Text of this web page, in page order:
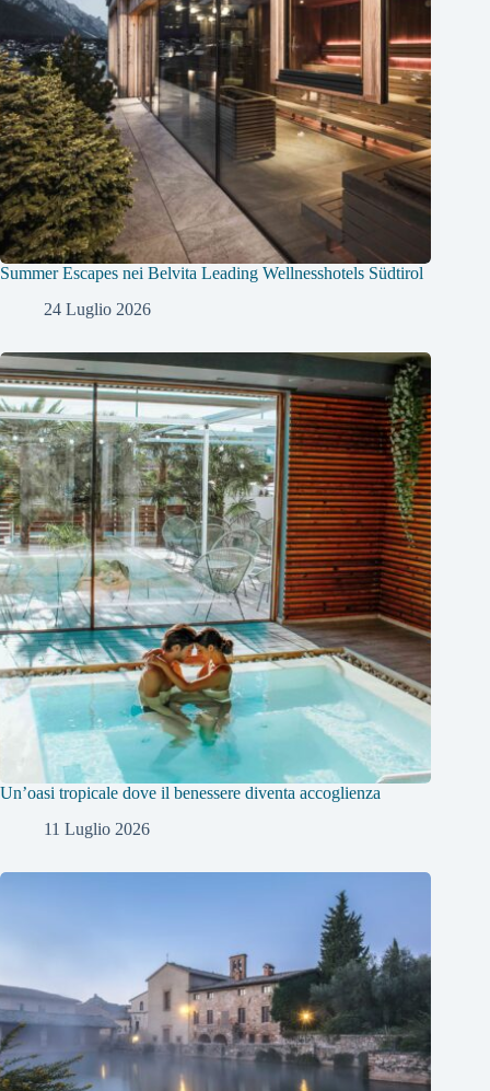
Summer Escapes nei Belvita Leading Wellnesshotels Südtirol
24 Luglio 2026
Un’oasi tropicale dove il benessere diventa accoglienza
11 Luglio 2026